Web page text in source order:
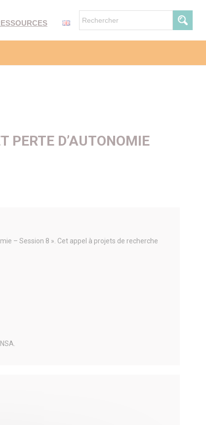
D’AUTONOMIE
– Session 8 ». Cet appel à projets de recherche